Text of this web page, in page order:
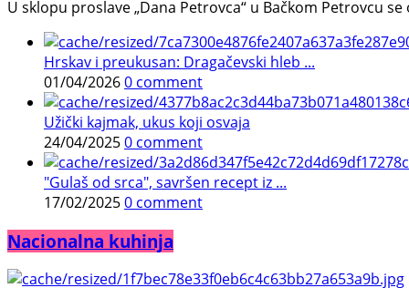
U sklopu proslave „Dana Petrovca“ u Bačkom Petrovcu
Hrskav i preukusan: Dragačevski hleb ...
01/04/20260 comment
Užički kajmak, ukus koji osvaja
24/04/20250 comment
"Gulaš od srca", savršen recept iz ...
17/02/20250 comment
Nacionalna kuhinja